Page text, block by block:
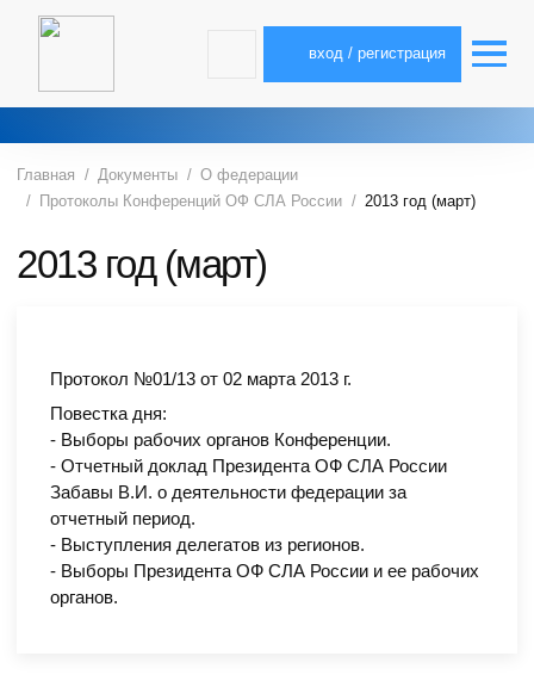
вход / регистрация
Главная Документы
О федерации
Протоколы Конференций ОФ СЛА России
2013 год (март)
2013 год (март)
Протокол №01/13 от 02 марта 2013 г.
Повестка дня:
- Выборы рабочих органов Конференции.
- Отчетный доклад Президента ОФ СЛА России
Забавы В.И. о деятельности федерации за
отчетный период.
- Выступления делегатов из регионов.
- Выборы Президента ОФ СЛА России и ее рабочих
органов.